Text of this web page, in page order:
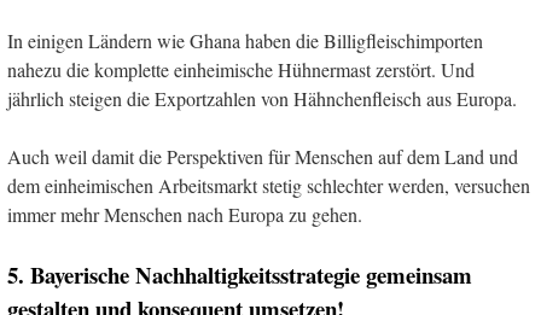
In einigen Ländern wie Ghana haben die Billigfleischimporten
nahezu die komplette einheimische Hühnermast zerstört. Und
jährlich steigen die Exportzahlen von Hähnchenfleisch aus Europa.
Auch weil damit die Perspektiven für Menschen auf dem Land und
dem einheimischen Arbeitsmarkt stetig schlechter werden, versuchen
immer mehr Menschen nach Europa zu gehen.
5. Bayerische Nachhaltigkeitsstrategie gemeinsam